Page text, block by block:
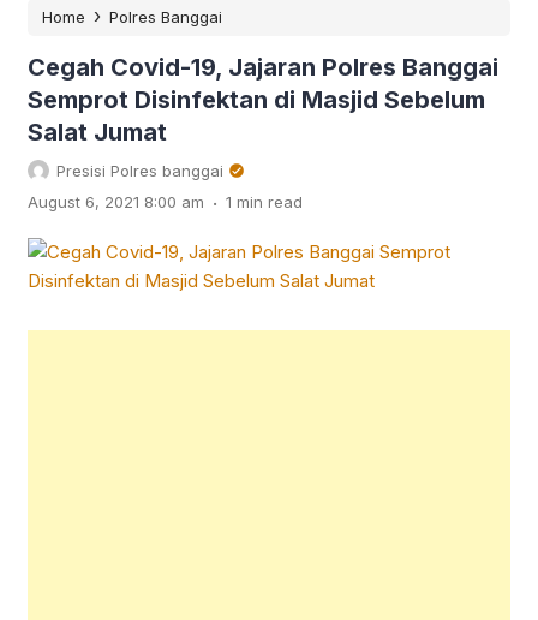
Home › Polres Banggai
Cegah Covid-19, Jajaran Polres Banggai
Semprot Disinfektan di Masjid Sebelum
Salat Jumat
Presisi Polres banggai
August 6, 2021 8:00 am . 1 min read